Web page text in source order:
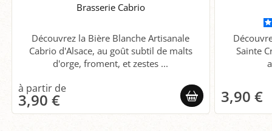
Brasserie Cabrio
Découvrez la Bière Blanche Artisanale
Cabrio d'Alsace, au goût subtil de malts
d'orge, froment, et zestes ...
3,90 €
Sainte
3,90 €